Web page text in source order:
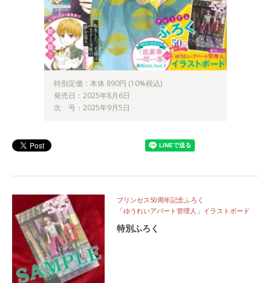
特別定価：本体 890円 (10%税込)
発売日：2025年8月6日
次 号：2025年9月5日
プリンセス50周年記念ふろく
「ゆうれいアパート管理人」イラストボード
特別ふろく